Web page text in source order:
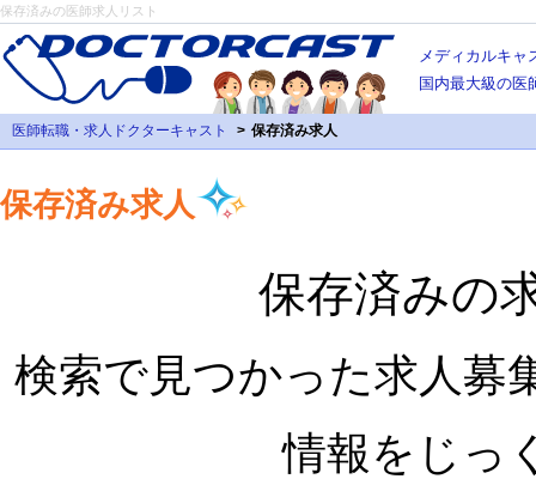
保存済みの医師求人リスト
メディカルキャ
国内最大級の医
医師転職・求人ドクターキャスト 保存済み求人
保存済み求人
保存済みの
検索で見つかった求人募
情報をじっ